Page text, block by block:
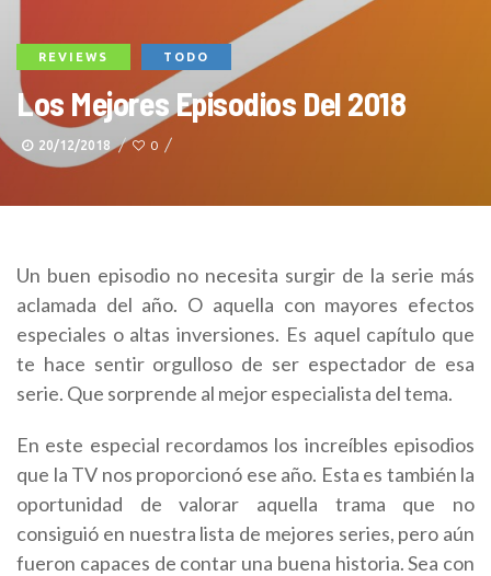
REVIEWS TODO
Los Mejores Episodios Del 2018
20/12/2018 0
Un buen episodio no necesita surgir de la serie más
aclamada del año. O aquella con mayores efectos
especiales o altas inversiones. Es aquel capítulo que
te hace sentir orgulloso de ser espectador de esa
serie. Que sorprende al mejor especialista del tema.
En este especial recordamos los increíbles episodios
que la TV nos proporcionó ese año. Esta es también la
oportunidad de valorar aquella trama que no
consiguió en nuestra lista de mejores series, pero aún
fueron capaces de contar una buena historia. Sea con